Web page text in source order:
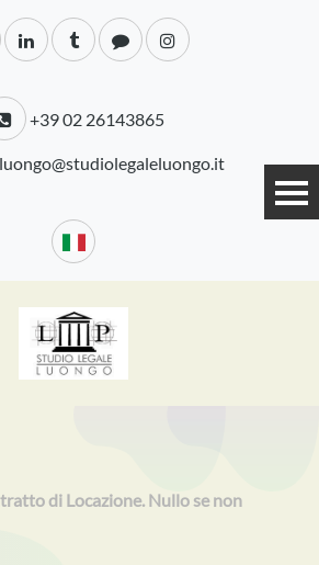
+39 02 26143865
di Locazione. Nullo se non